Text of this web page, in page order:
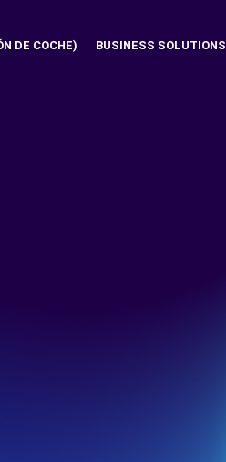
DE COCHE) BUSINESS SOLUTIONS